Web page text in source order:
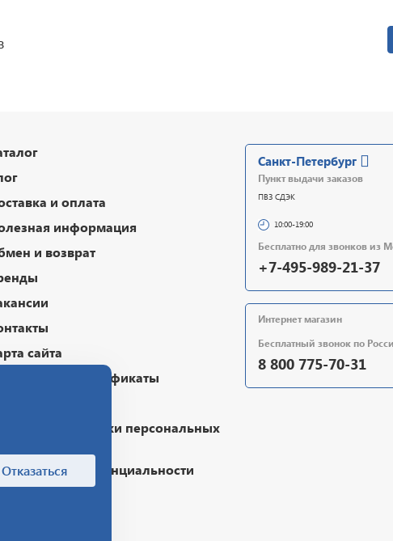
и оплата
информация
и возврат
сайта
сертификаты
обработки персональных
конфиденциальности
Санкт-Петербург
Пункт выдачи заказов
ПВЗ СДЭК
10:00-19:00
Бесплатно для звонков из
+7-495-989-21-37
Интернет магазин
Бесплатный звонок по
8 800 775-70-31
Отказаться